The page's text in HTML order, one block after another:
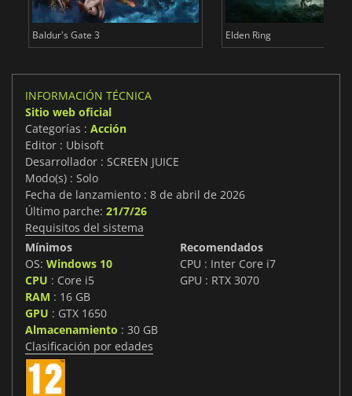
Baldur's Gate 3 Elden Ring
INFORMACIÓN TÉCNICA
Sitio web oficial
Categorías : Acción
Editor : Ubisoft
Desarrollador : SCREEN JUICE
Modo(s) : Solo
Fecha de lanzamiento : 8 de abril de 2026
Último parche: 21/7/26
Requisitos del sistema
Mínimos
OS: Windows 10
CPU : Core i5
RAM : 16 GB
GPU : GTX 1650
Almacenamiento : 30 GB
Recomendados
CPU : Inter Core i7
GPU : RTX 3070
Clasificación por edades